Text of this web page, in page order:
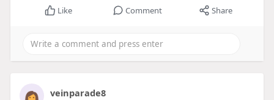
Like Comment Share
veinparade8